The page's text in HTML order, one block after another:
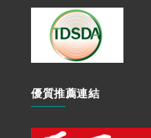
優質推薦連結